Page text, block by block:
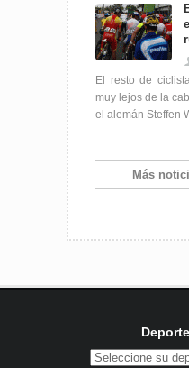
El resto de
muy lejos de la
el alemán Steffen
Más